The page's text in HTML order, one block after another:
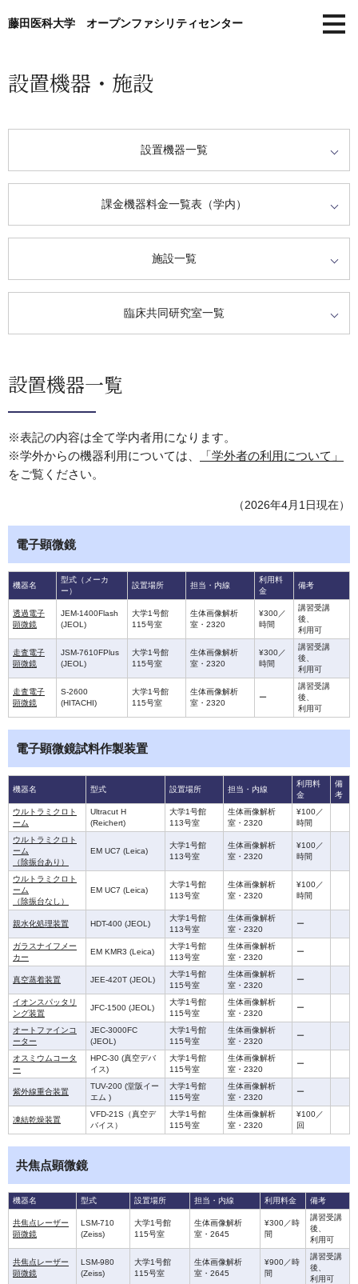
藤田医科大学 オープンファシリティセンター
設置機器・施設
設置機器一覧
課金機器料金一覧表（学内）
施設一覧
臨床共同研究室一覧
設置機器一覧
※表記の内容は全て学内者用になります。
※学外からの機器利用については、
「学外者の利用について」
をご覧ください。
（2026年4月1日現在）
電子顕微鏡
機器名
型式（メーカ
ー）
設置場所 担当・内線
利用料
金
備考
透過電子
顕微鏡
JEM-1400Flash
(JEOL)
大学1号館
115号室
生体画像解析
室・2320
¥300／
時間
講習受講
後、
利用可
走査電子
顕微鏡
JSM-7610FPlus
(JEOL)
大学1号館
115号室
生体画像解析
室・2320
¥300／
時間
講習受講
後、
利用可
走査電子
顕微鏡
S-2600
(HITACHI)
大学1号館
115号室
生体画像解析
室・2320
ー
講習受講
後、
利用可
電子顕微鏡試料作製装置
機器名 型式 設置場所 担当・内線
利用料
金
備
考
ウルトラミクロト
ーム
Ultracut H
(Reichert)
大学1号館
113号室
生体画像解析
室・2320
¥100／
時間
ウルトラミクロト
ーム
（除振台あり）
EM UC7 (Leica)
大学1号館
113号室
生体画像解析
室・2320
¥100／
時間
ウルトラミクロト
ーム
（除振台なし）
EM UC7 (Leica)
大学1号館
113号室
生体画像解析
室・2320
¥100／
時間
親水化処理装置 HDT-400 (JEOL)
大学1号館
113号室
生体画像解析
室・2320
ー
ガラスナイフメー
カー
EM KMR3 (Leica)
大学1号館
113号室
生体画像解析
室・2320
ー
真空蒸着装置 JEE-420T (JEOL)
大学1号館
115号室
生体画像解析
室・2320
ー
イオンスパッタリ
ング装置
JFC-1500 (JEOL)
大学1号館
115号室
生体画像解析
室・2320
ー
オートファインコ
ーター
JEC-3000FC
(JEOL)
大学1号館
115号室
生体画像解析
室・2320
ー
オスミウムコータ
ー
HPC-30 (真空デバ
イス)
大学1号館
115号室
生体画像解析
室・2320
ー
紫外線重合装置
TUV-200 (堂阪イー
エム )
大学1号館
115号室
生体画像解析
室・2320
ー
凍結乾燥装置
VFD-21S（真空デ
バイス）
大学1号館
115号室
生体画像解析
室・2320
¥100／
回
共焦点顕微鏡
機器名 型式 設置場所 担当・内線 利用料金 備考
共焦点レーザー
顕微鏡
LSM-710
(Zeiss)
大学1号館
115号室
生体画像解析
室・2645
¥300／時
間
講習受講
後、
利用可
共焦点レーザー
顕微鏡
LSM-980
(Zeiss)
大学1号館
115号室
生体画像解析
室・2645
¥900／時
間
講習受講
後、
利用可